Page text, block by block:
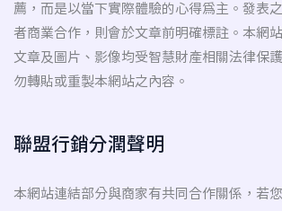
薦，而是以當下實際體驗的心得為主。發表
者商業合作，則會於文章前明確標註。本網
文章及圖片、影像均受智慧財產相關法律保
勿轉貼或重製本網站之內容。
聯盟行銷分潤聲明
本網站連結部分與商家有共同合作關係，若